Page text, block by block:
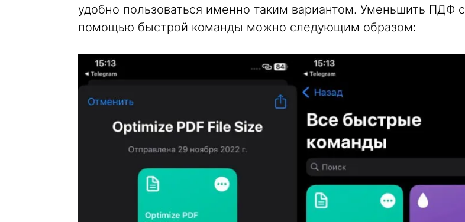
удобно пользоваться именно таким вариантом. Уменьшить ПДФ с
помощью быстрой команды можно следующим образом: